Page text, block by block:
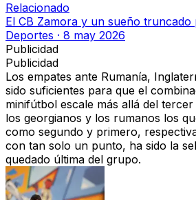
Relacionado
El CB Zamora y un sueño truncado
Deportes · 8 may 2026
Publicidad
Publicidad
Los empates ante Rumanía,
sido suficientes para que el
minifútbol escale más allá del
los georgianos y los rumanos los
como segundo y primero,
con tan solo un punto, ha sido la
quedado última del grupo.